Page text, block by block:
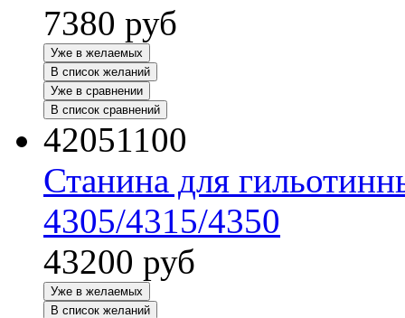
7380 руб
Уже в желаемых
В список желаний
Уже в сравнении
В список сравнений
42051100
Станина для
4305/4315/4350
43200 руб
Уже в желаемых
В список желаний